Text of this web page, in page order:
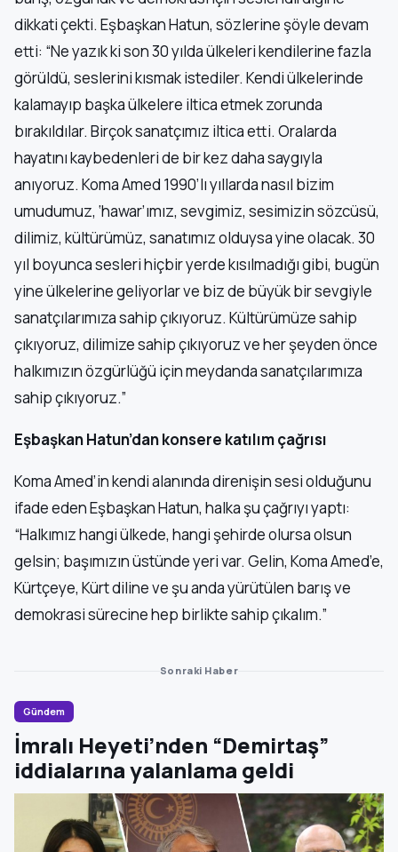
dikkati çekti. Eşbaşkan Hatun, sözlerine şöyle devam
etti: “Ne yazık ki son 30 yılda ülkeleri kendilerine fazla
görüldü, seslerini kısmak istediler. Kendi ülkelerinde
kalamayıp başka ülkelere iltica etmek zorunda
bırakıldılar. Birçok sanatçımız iltica etti. Oralarda
hayatını kaybedenleri de bir kez daha saygıyla
anıyoruz. Koma Amed 1990’lı yıllarda nasıl bizim
umudumuz, ‘hawar’ımız, sevgimiz, sesimizin sözcüsü,
dilimiz, kültürümüz, sanatımız olduysa yine olacak. 30
yıl boyunca sesleri hiçbir yerde kısılmadığı gibi, bugün
yine ülkelerine geliyorlar ve biz de büyük bir sevgiyle
sanatçılarımıza sahip çıkıyoruz. Kültürümüze sahip
çıkıyoruz, dilimize sahip çıkıyoruz ve her şeyden önce
halkımızın özgürlüğü için meydanda sanatçılarımıza
sahip çıkıyoruz.”
Eşbaşkan Hatun’dan konsere katılım çağrısı
Koma Amed’in kendi alanında direnişin sesi olduğunu
ifade eden Eşbaşkan Hatun, halka şu çağrıyı yaptı:
“Halkımız hangi ülkede, hangi şehirde olursa olsun
gelsin; başımızın üstünde yeri var. Gelin, Koma Amed’e,
Kürtçeye, Kürt diline ve şu anda yürütülen barış ve
demokrasi sürecine hep birlikte sahip çıkalım.”
Sonraki Haber
Gündem
İmralı Heyeti’nden “Demirtaş”
iddialarına yalanlama geldi